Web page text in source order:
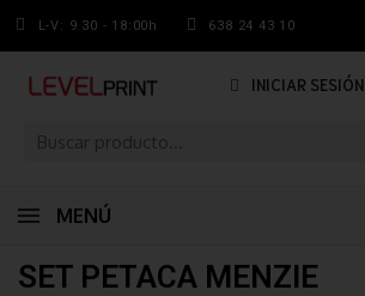
L-V: 9.30 - 18:00h 638 24 43 10
INICIAR SESIÓN
MENÚ
SET PETACA MENZIE